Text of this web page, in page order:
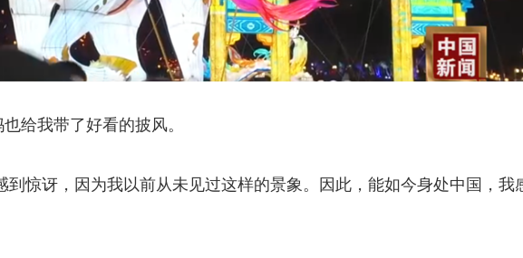
给我带了好看的披风。
到惊讶，因为我以前从未见过这样的景象。因此，能如今身处中国，我